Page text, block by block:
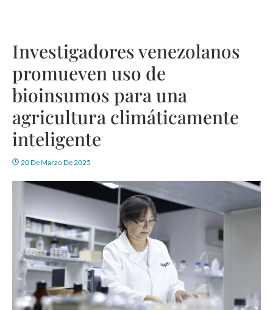
Investigadores venezolanos
promueven uso de
bioinsumos para una
agricultura climáticamente
inteligente
20 De Marzo De 2025